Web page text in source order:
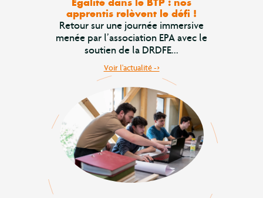
apprentis relèvent le défi !
Retour sur une journée immersive
menée par l’association EPA avec le
soutien de la DRDFE...
Voir l'actualité ->